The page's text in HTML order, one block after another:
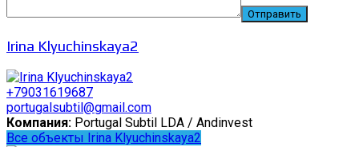
Irina Klyuchinskaya2
+79031619687
portugalsubtil@gmail.com
Компания: Portugal Subtil LDA / Andinvest
Все объекты Irina Klyuchinskaya2